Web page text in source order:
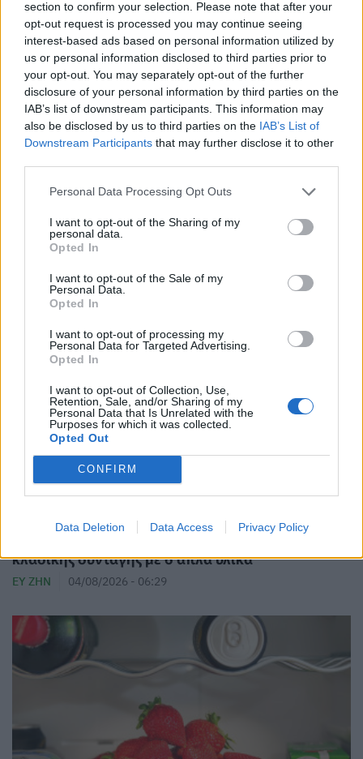
section to confirm your selection. Please note that after your
opt-out request is processed you may continue seeing
interest-based ads based on personal information utilized by
us or personal information disclosed to third parties prior to
your opt-out. You may separately opt-out of the further
disclosure of your personal information by third parties on the
IAB’s list of downstream participants. This information may
also be disclosed by us to third parties on the IAB’s List of
Downstream Participants that may further disclose it to other
Personal Data Processing Opt Outs
I want to opt-out of the Sharing of my
personal data.
Opted In
I want to opt-out of the Sale of my
Personal Data.
Opted In
I want to opt-out of processing my
Personal Data for Targeted Advertising.
Opted In
I want to opt-out of Collection, Use,
Retention, Sale, and/or Sharing of my
Personal Data that Is Unrelated with the
Purposes for which it was collected.
Opted Out
CONFIRM
Data Deletion Data Access Privacy Policy
Νηστεία Δεκαπενταύγουστου: Δύο απλές
συνταγές που θα φτιάχνετε ξανά και ξανά
κλασικής συνταγής με 6 απλά υλικά
ΕΥ ΖΗΝ 04/08/2026 - 06:29